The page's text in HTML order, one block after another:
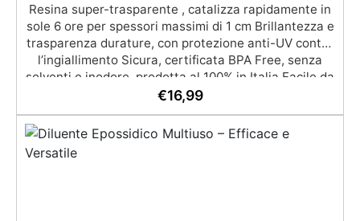
Resina super-trasparente , catalizza rapidamente in
sole 6 ore per spessori massimi di 1 cm Brillantezza e
trasparenza durature, con protezione anti-UV contro
l’ingiallimento Sicura, certificata BPA Free, senza
solventi e inodore, prodotta al 100% in Italia Facile da
usare (rapporto 2:1) e lavorare, con bassa viscosità
decorazioni e prototipazione rapida.
€16,99